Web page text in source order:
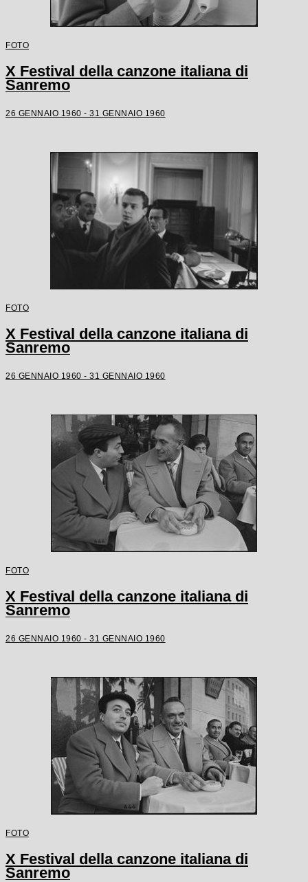
FOTO
X Festival della canzone italiana di
Sanremo
26 GENNAIO 1960 - 31 GENNAIO 1960
FOTO
X Festival della canzone italiana di
Sanremo
26 GENNAIO 1960 - 31 GENNAIO 1960
FOTO
X Festival della canzone italiana di
Sanremo
26 GENNAIO 1960 - 31 GENNAIO 1960
FOTO
X Festival della canzone italiana di
Sanremo